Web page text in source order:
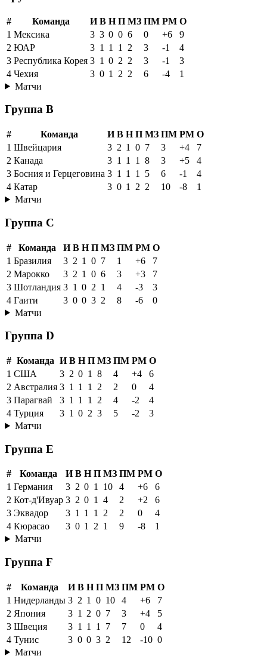
# Команда И В Н П МЗ ПМ РМ О
1 Мексика 3 3 0 0 6 0 +6
9
2 ЮАР 3 1 1 1 2 3 -1
4
3 Республика Корея 3 1 0 2 2 3 -1
3
4 Чехия 3 0 1 2 2 6 -4
1
Матчи
Группа B
# Команда И В Н П МЗ ПМ РМ О
1 Швейцария 3 2 1 0 7 3 +4
7
2 Канада 3 1 1 1 8 3 +5
4
3 Босния и Герцеговина 3 1 1 1 5 6 -1
4
4 Катар 3 0 1 2 2 10 -8
1
Матчи
Группа C
# Команда И В Н П МЗ ПМ РМ О
1 Бразилия 3 2 1 0 7 1 +6
7
2 Марокко 3 2 1 0 6 3 +3
7
3 Шотландия 3 1 0 2 1 4 -3
3
4 Гаити 3 0 0 3 2 8 -6
0
Матчи
Группа D
# Команда И В Н П МЗ ПМ РМ О
1 США 3 2 0 1 8 4 +4
6
2 Австралия 3 1 1 1 2 2 0
4
3 Парагвай 3 1 1 1 2 4 -2
4
4 Турция 3 1 0 2 3 5 -2
3
Матчи
Группа E
# Команда И В Н П МЗ ПМ РМ О
1 Германия 3 2 0 1 10 4 +6
6
2 Кот-д'Ивуар 3 2 0 1 4 2 +2
6
3 Эквадор 3 1 1 1 2 2 0
4
4 Кюрасао 3 0 1 2 1 9 -8
1
Матчи
Группа F
# Команда И В Н П МЗ ПМ РМ О
1 Нидерланды 3 2 1 0 10 4 +6
7
2 Япония 3 1 2 0 7 3 +4
5
3 Швеция 3 1 1 1 7 7 0
4
4 Тунис 3 0 0 3 2 12 -10 0
Матчи